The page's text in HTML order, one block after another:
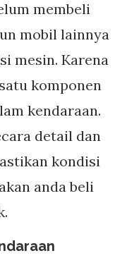
membeli
mobil lainnya
mesin. Karena
komponen
kendaraan.
detail dan
kondisi
anda beli